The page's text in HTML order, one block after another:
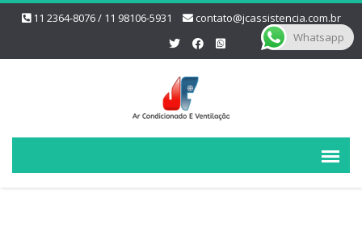
11 2364-8076 / 11 98106-5931 contato@jcassistencia.com.br
Whatsapp